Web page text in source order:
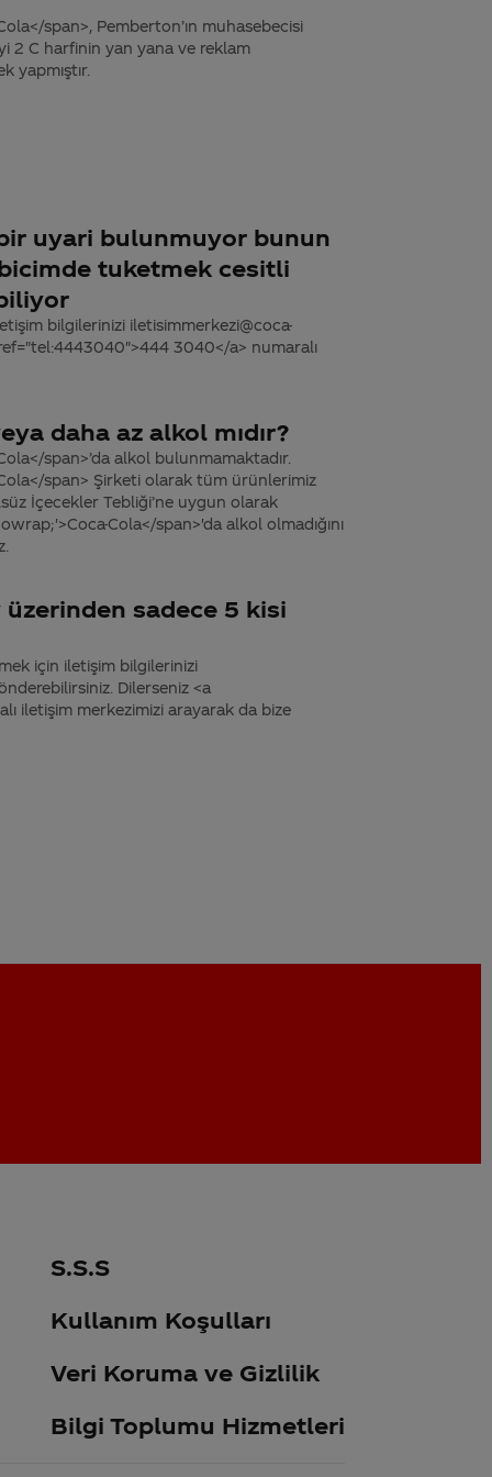
span>, Pemberton’ın muhasebecisi
2 C harfinin yan yana ve reklam
yapmıştır.
uyari bulunmuyor bunun
tuketmek cesitli
bilgilerinizi iletisimmerkezi@coca-
3040</a> numaralı
daha az alkol mıdır?
span>’da alkol bulunmamaktadır.
span> Şirketi olarak tüm ürünlerimiz
İçecekler Tebliği’ne uygun olarak
Cola</span>'da alkol olmadığını
sadece 5 kisi
için iletişim bilgilerinizi
Dilerseniz <a
iletişim merkezimizi arayarak da bize
S.S.S
Kullanım Koşulları
Veri Koruma ve Gizlilik
Bilgi Toplumu Hizmetleri